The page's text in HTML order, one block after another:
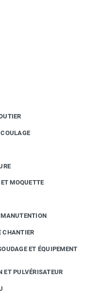
MOQUETTE
MANUTENTION
CHANTIER
ET ÉQUIPEMENT
ET PULVÉRISATEUR